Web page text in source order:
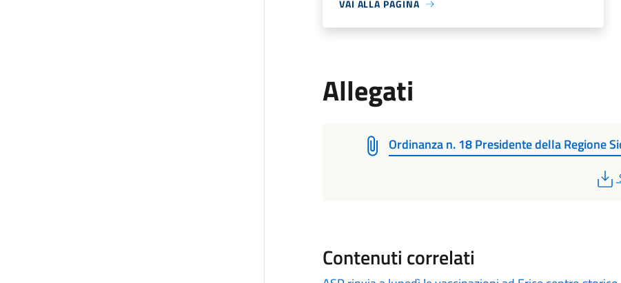
VAI ALLA PAGINA
Allegati
Ordinanza n. 18 Presidente della Regione
Contenuti correlati